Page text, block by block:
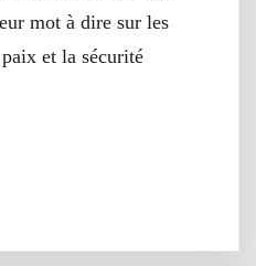
mot à dire sur les
et la sécurité